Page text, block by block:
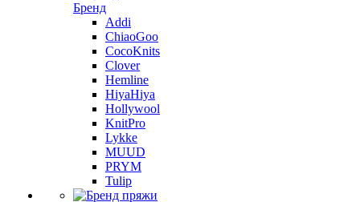
Бренд
Addi
ChiaoGoo
CocoKnits
Clover
Hemline
HiyaHiya
Hollywool
KnitPro
Lykke
MUUD
PRYM
Tulip